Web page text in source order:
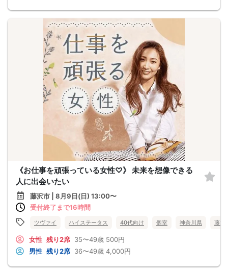
《お仕事を頑張っている女性♡》 未来を想像できる
人に出会いたい
藤沢市 | 8月9日(日) 13:00〜
受付終了まで16時間
ツヴァイ ハイステータス 40代向け 個室 神奈川県 藤沢
女性 残り2席 35〜49歳 500円
男性 残り2席 36〜49歳 4,000円